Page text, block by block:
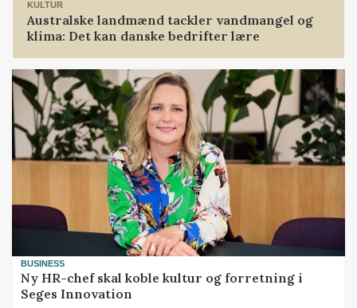
KULTUR
Australske landmænd tackler vandmangel og
klima: Det kan danske bedrifter lære
BUSINESS
Ny HR-chef skal koble kultur og forretning i
Seges Innovation